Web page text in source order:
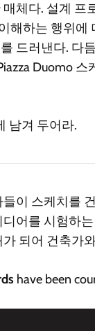
체다. 설계
해하는 행위
드러낸다. 다
Duomo 스
남겨 두어라.
이 스케치를
어를 시험하
되어 건축가
have been